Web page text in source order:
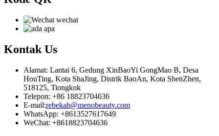
Kontak Us
Alamat: Lantai 6, Gedung XinBaoYi GongMao B, Desa
HouTing, Kota ShaJing, Distrik BaoAn, Kota ShenZhen,
518125, Tiongkok
Telepon: +86 18823704636
E-mail:rebekah@menobeauty.com
WhatsApp: +8613527617649
WeChat: +8618823704636